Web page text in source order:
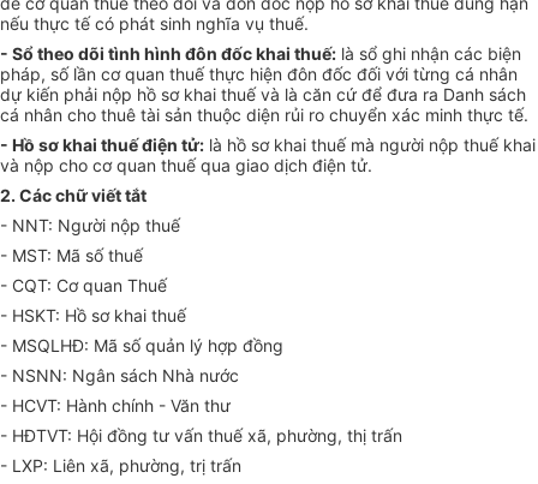
nếu thực tế có phát sinh nghĩa vụ thuế.
- Sổ theo dõi tình hình đôn đốc khai thuế: là sổ ghi nhận các biện
pháp, số lần cơ quan thuếthực hiện đôn đốc đối với từng cá nhân
dự kiến phải nộp hồ sơ khai thuếvà là căn cứ để đưa ra Danh sách
cá nhân cho thuê tài sản thuộc diện rủi ro chuyển xác minh thực tế.
- Hồ sơ khai thuế điện tử: là hồ sơ khai thuế mà người nộp thuế khai
và nộp cho cơ quan thuế qua giao dịch điện tử.
2. Các chữviết tắt
- NNT: Người nộp thuế
- MST: Mã số thuế
- CQT: Cơ quan Thuế
- HSKT: Hồ sơ khai thuế
- MSQLHĐ: Mã số quản lý hợp đồng
- NSNN: Ngân sách Nhà nước
- HCVT: Hành chính - Văn thư
- HĐTVT: Hội đồng tư vấn thuế xã, phường, thị trấn
- LXP: Liên xã, phường, trị trấn